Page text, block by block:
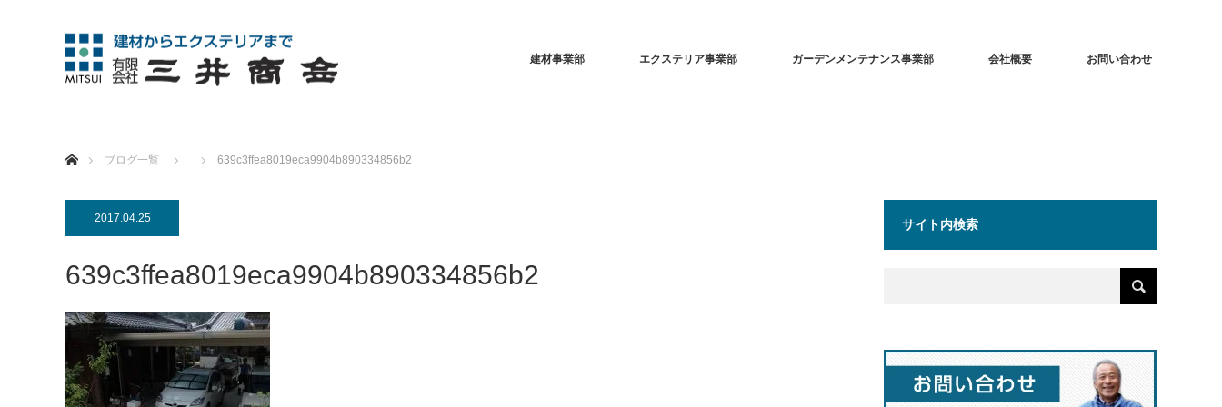
建材事業部 エクステリア事業部 ガーデンメンテナンス事業部 会社概要 お問い合わせ
ブログ一覧
639c3ffea8019eca9904b890334856b2
2017.04.25
639c3ffea8019eca9904b890334856b2
サイト内検索